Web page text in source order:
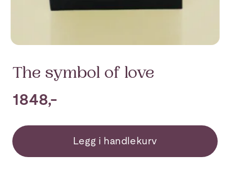
The symbol of love
1848,-
Legg i handlekurv